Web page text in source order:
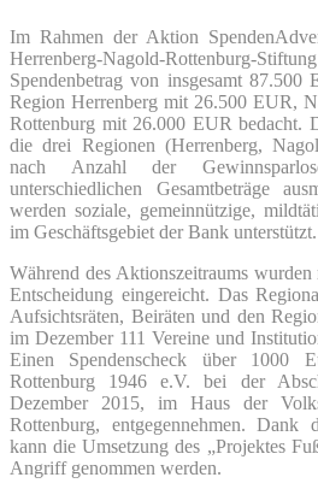
Im Rahmen der Aktion
Herrenberg-Nagold-Rottenburg-
Spendenbetrag von insgesamt
Region Herrenberg mit 26.500 EUR,
Rottenburg mit 26.000 EUR bedacht.
die drei Regionen (Herrenberg,
nach Anzahl der
unterschiedlichen Gesamtbeträge
werden soziale, gemeinnützige,
im Geschäftsgebiet der Bank unterstützt.
Während des Aktionszeitraums
Entscheidung eingereicht. Das
Aufsichtsräten, Beiräten und den
im Dezember 111 Vereine und
Einen Spendenscheck über 1000
Rottenburg 1946 e.V. bei der
Dezember 2015, im Haus der
Rottenburg, entgegennehmen. Dank
kann die Umsetzung des „Projektes
Angriff genommen werden.